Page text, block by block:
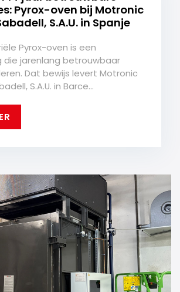
Pyrox-oven bij Motronic
S.A.U. in Spanje
Pyrox-oven is een
die jarenlang betrouwbaar
Dat bewijs levert Motronic
S.A.U. in Barce...